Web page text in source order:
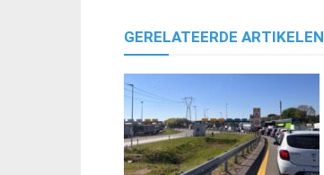
GERELATEERDE ARTIKELEN